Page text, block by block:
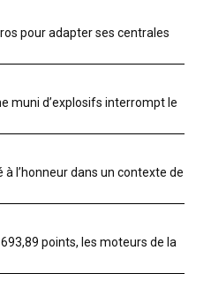
pour adapter ses centrales
muni d’explosifs interrompt le
l’honneur dans un contexte de
points, les moteurs de la